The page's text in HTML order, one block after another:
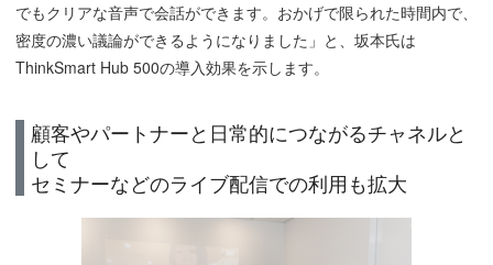
でもクリアな音声で会話ができます。おかげで限られた時間内で、
密度の濃い議論ができるようになりました」と、坂本氏は
ThinkSmart Hub 500の導入効果を示します。
顧客やパートナーと日常的につながるチャネルと
して
セミナーなどのライブ配信での利用も拡大